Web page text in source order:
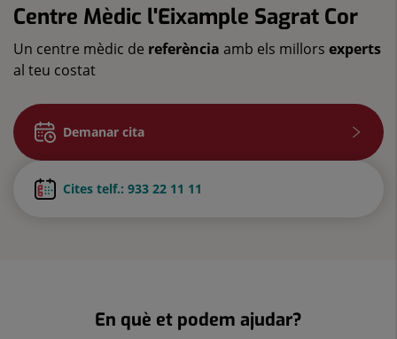
Centre Mèdic l'Eixample Sagrat Cor
Un centre mèdic de referència amb els millors experts
al teu costat
Demanar cita
Cites telf.: 933 22 11 11
En què et podem ajudar?